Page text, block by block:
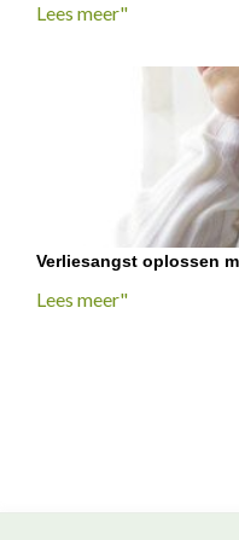
Lees meer"
Verliesangst oplossen
Lees meer"